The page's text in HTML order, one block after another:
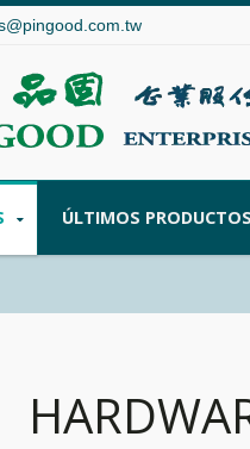
ÚLTIMOS PRODUCTOS